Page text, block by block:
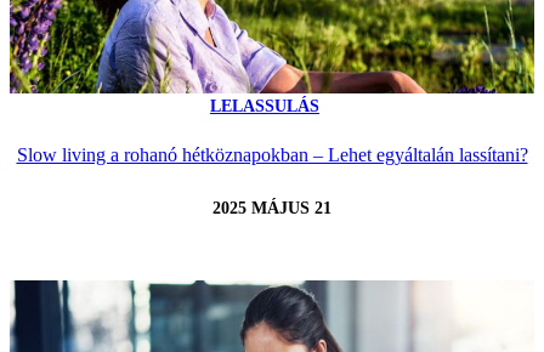
LELASSULÁS
Slow living a rohanó hétköznapokban – Lehet egyáltalán lassítani?
2025 MÁJUS 21